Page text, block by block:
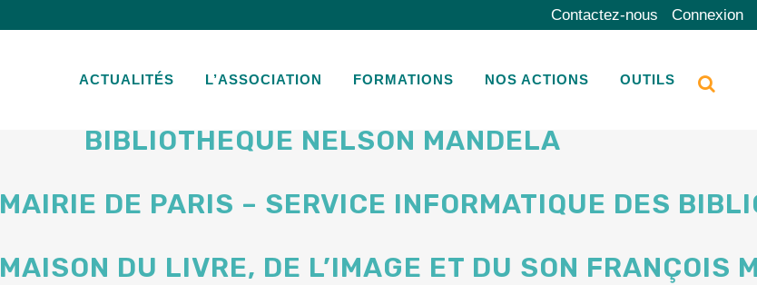
Contactez-nous Connexion
ACTUALITÉS L’ASSOCIATION FORMATIONS NOS ACTIONS OUTILS
BIBLIOTHÈQUE DÉPARTEMENTALE DE LA CORRÈZE
BIBLIOTHÈQUE NELSON MANDELA
MAIRIE DE PARIS – SERVICE INFORMATIQUE DES
MAISON DU LIVRE, DE L’IMAGE ET DU SON FRANÇOIS